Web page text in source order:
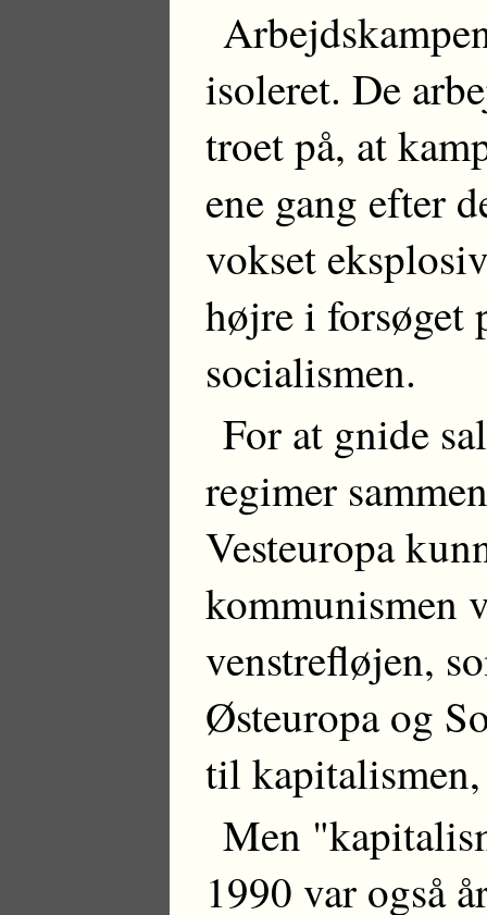
isoleret. De
troet på, at
ene gang efter
vokset
højre i forsøget
socialismen.
For at gnide
regimer
Vesteuropa
kommunismen
venstrefløjen,
Østeuropa og
til kapitalismen,
Men
1990 var også